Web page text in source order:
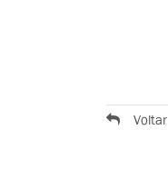
Voltar